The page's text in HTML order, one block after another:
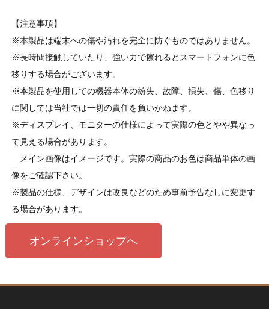
【注意事項】
※本製品は端末への傷や汚れを完全に防ぐものではありません。
※長時間接触していたり、強い力で擦れるとスマートフォンに色
移りする場合がございます。
※本製品を使用しての機器本体の紛失、故障、損失、傷、色移り
に関しては当社では一切の責任を負いかねます。
※ディスプレイ、モニターの仕様によって実際の色とやや異なっ
て見える場合があります。
メイン画像はイメージです。実際の商品のお色は商品単体の画
像をご確認下さい。
※製品の仕様、デザインは改良などのため事前予告なしに変更す
る場合があります。
オンラインショップへ